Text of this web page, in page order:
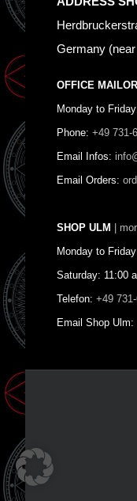
Germany
OFFICE
Monday to
Phone: +49 731-
Email Infos:
Email Orders:
SHOP ULM |
Monday to
Saturday: 11:00
Telefon: +49
Email Shop Ulm: